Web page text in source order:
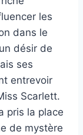
les
dans le
désir de
ses
entrevoir
Scarlett.
pris la place
de mystère